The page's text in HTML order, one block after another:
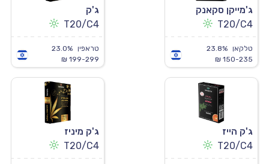
ג'מייקן סקאנק
T20/C4
טלקאן
23.8%
150-235 ₪
ג'ק
T20/C4
טראפין
23.0%
199-299 ₪
ג'ק הייז
T20/C4
ג'ק מיניז
T20/C4